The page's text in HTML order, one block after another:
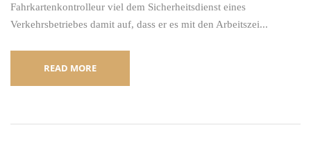
Fahrkartenkontrolleur viel dem Sicherheitsdienst eines
Verkehrsbetriebes damit auf, dass er es mit den Arbeitszei...
READ MORE